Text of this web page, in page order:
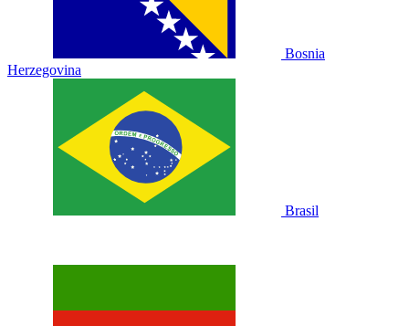
Bosnia
Herzegovina
Brasil